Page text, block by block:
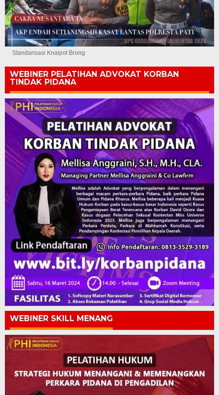
Standarisasi Knalpot Brong
WEBINER PELATIHAN ADVOKAT KORBAN
TINDAK PIDANA
WEBINER SKILL MENANG